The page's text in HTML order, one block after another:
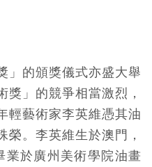
」的頒獎儀式亦盛大舉
」的競爭相當激烈，
輕藝術家李英維憑其油
。李英維生於澳門，
於廣州美術學院油畫